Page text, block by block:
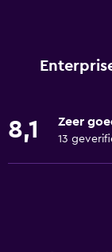
8,1 Zeer
13